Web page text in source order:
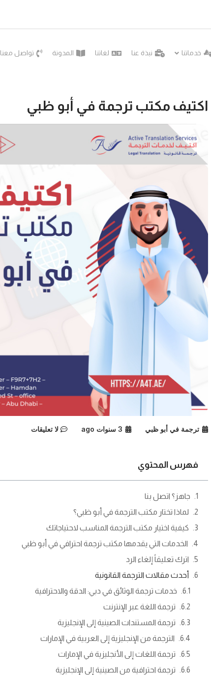
خدماتنا نبذة عنا لغاتنا المدونة تواصل معنا
اكتيف مكتب ترجمة في أبو ظبي
ترجمة في أبو ظبي 3 سنوات ago لا تعليقات
فهرس المحتوي
جاهز؟ اتصل بنا
لماذا تختار مكتب الترجمة في أبو ظبي؟
كيفية اختيار مكتب الترجمة المناسب لاحتياجاتك
الخدمات التي يقدمها مكتب ترجمة احترافي في أبو ظبي
اترك تعليقاً إلغاء الرد
أحدث مقالات الترجمة القانونية
خدمات ترجمة الوثائق في دبي: الدقة والاحترافية
ترجمة اللغة عبر الإنترنت
ترجمة المستندات الصينية إلى الإنجليزية
الترجمة من الإنجليزية إلى العربية في الإمارات
ترجمة اللغات إلى الأنجليزية في الإمارات
ترجمة احترافية من الصينية إلى الإنجليزية